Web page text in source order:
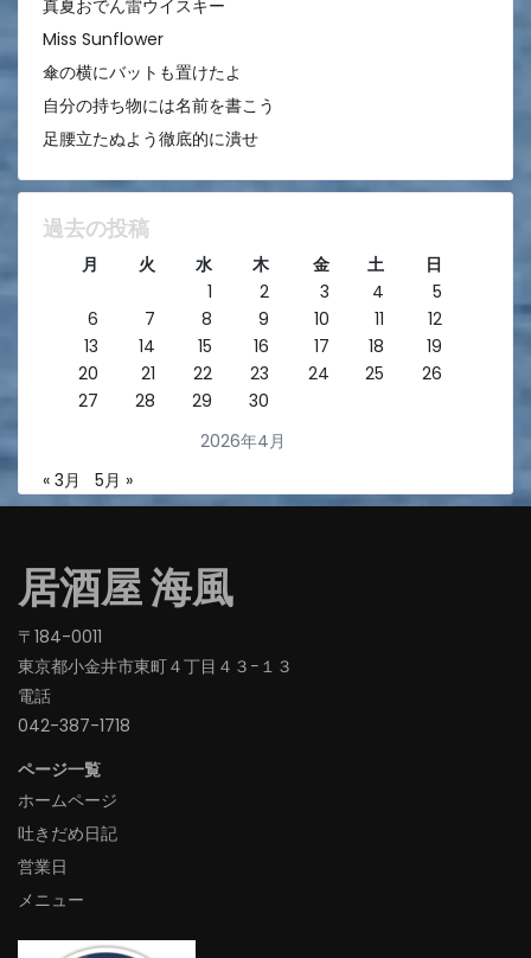
真夏おでん雷ウイスキー
Miss Sunflower
傘の横にバットも置けたよ
自分の持ち物には名前を書こう
足腰立たぬよう徹底的に潰せ
過去の投稿
2026年4月
月 火 水 木 金 土
日
1
2 3 4
5
6
7 8 9 10 11
12
13
14 15 16 17 18
19
20
21 22 23 24 25
26
27
28 29 30
« 3月 5月 »
居酒屋 海風
〒184-0011
東京都小金井市東町４丁目４３−１３
電話
042-387-1718‬
ページ一覧
ホームページ
吐きだめ日記
営業日
メニュー